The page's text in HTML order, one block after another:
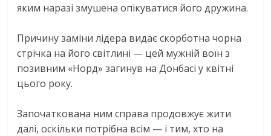
яким наразі змушена опікуватися його дружина.
Причину заміни лідера видає скорботна чорна
стрічка на його світлині — цей мужній воїн з
позивним «Норд» загинув на Донбасі у квітні
цього року.
Започаткована ним справа продовжує жити
далі, оскільки потрібна всім — і тим, хто на